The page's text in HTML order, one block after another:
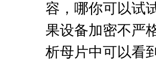
容，哪你可以试
果设备加密不严
析母片中可以看到